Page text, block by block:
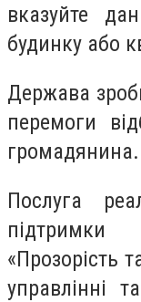
вказуйте
будинку або
Держава
перемоги
громадянина.
Послуга
підтримки
«Прозорість
управлінні